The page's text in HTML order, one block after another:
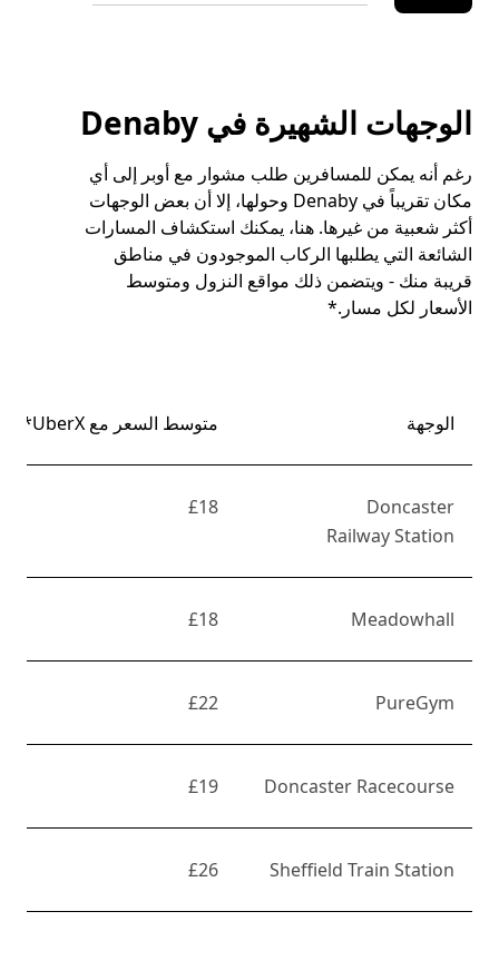
الوجهات الشهيرة في Denaby
رغم أنه يمكن للمسافرين طلب مشوار مع أوبر إلى أي
مكان تقريباً في Denaby وحولها، إلا أن بعض الوجهات
أكثر شعبية من غيرها. هنا، يمكنك استكشاف المسارات
الشائعة التي يطلبها الركاب الموجودون في مناطق
قريبة منك - ويتضمن ذلك مواقع النزول ومتوسط
الأسعار لكل مسار.*
الوجهة متوسط السعر مع UberX*
Doncaster
Railway Station
£18
Meadowhall
£18
PureGym
£22
Doncaster Racecourse
£19
Sheffield Train Station
£26